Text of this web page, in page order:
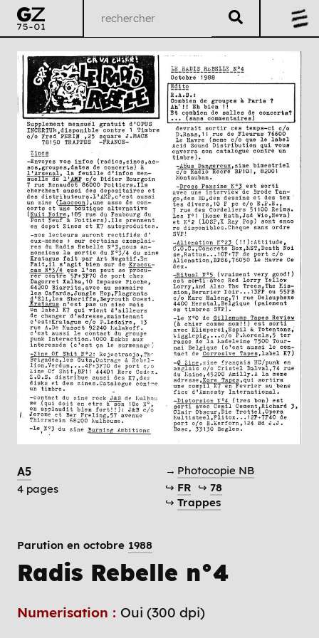
A5
4 pages
→ Photocopie NB
↪ FR ↪ 78
↪ Trappes
Parution en octobre 1988
Radis Rebelle n°4
Numerisation : Oui (300 dpi)